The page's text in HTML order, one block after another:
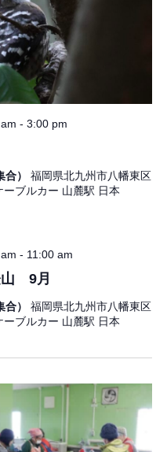
- 3:00 pm
合） 福岡県北九州市八幡東区
ブルカー 山麓駅 日本
山 9月
- 11:00 am
合） 福岡県北九州市八幡東区
ブルカー 山麓駅 日本